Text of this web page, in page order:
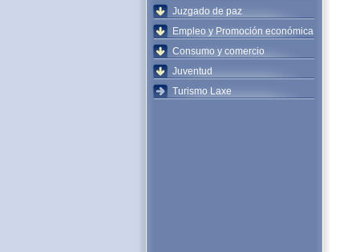
Juzgado de paz
Empleo y Promoción económica
Consumo y comercio
Juventud
Turismo Laxe